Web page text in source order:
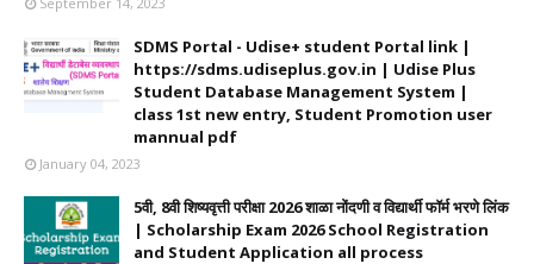
SDMS Portal - Udise+ student Portal link |
https://sdms.udiseplus.gov.in | Udise Plus
Student Database Management System |
class 1st new entry, Student Promotion user
mannual pdf
January 04, 2023
5वी, 8वी शिष्यवृत्ती परीक्षा 2026 शाळा नोंदणी व विद्यार्थी फॉर्म भरणे लिंक
| Scholarship Exam 2026 School Registration
and Student Application all process